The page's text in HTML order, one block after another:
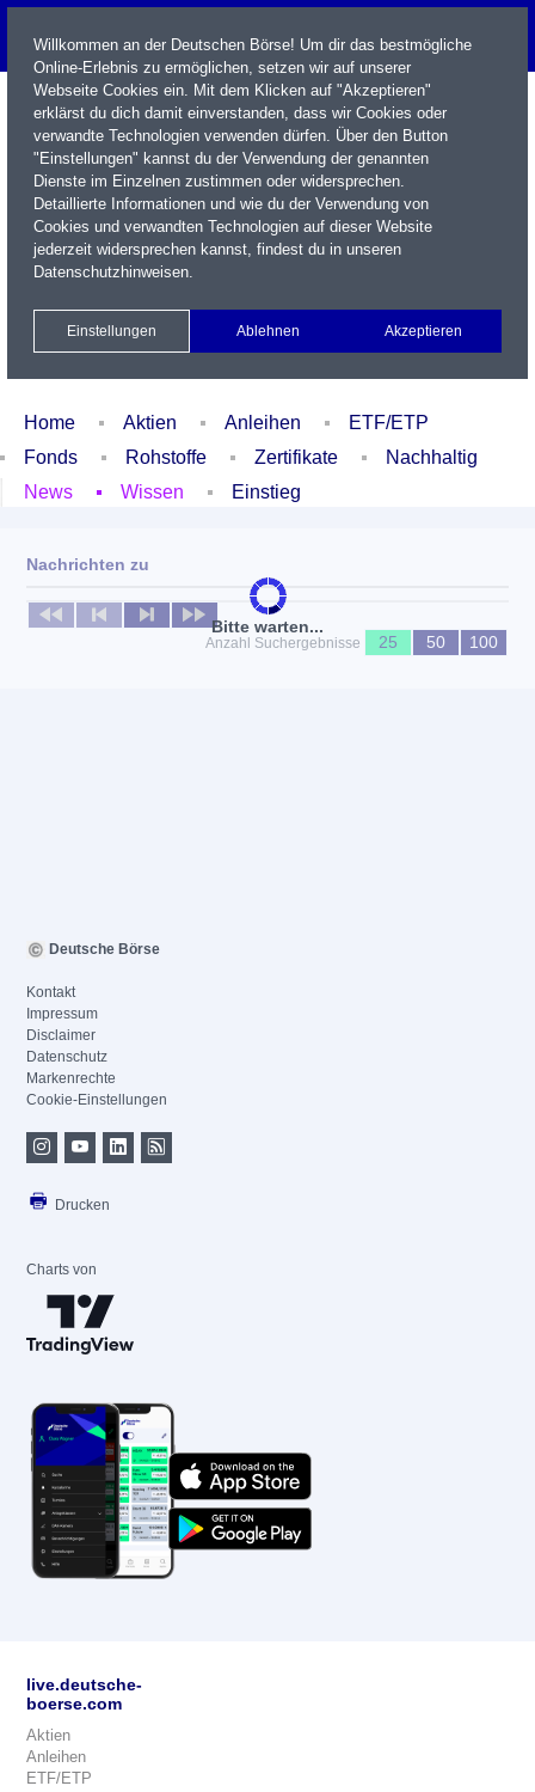
Name / WKN / ISIN / Kürzel
Xetra Realtime
Watchlist Portfolio Login
Home Aktien Anleihen
ETF/ETP
Fonds
Rohstoffe Zertifikate
Nachhaltig
News
Wissen Einstieg
Bitte warten...
Nachrichten zu
Keine News verfügbar
Anzahl Suchergebnisse
25 50 100
Willkommen an der Deutschen Börse! Um dir das bestmögliche
Online-Erlebnis zu ermöglichen, setzen wir auf unserer
Webseite Cookies ein. Mit dem Klicken auf "Akzeptieren"
erklärst du dich damit einverstanden, dass wir Cookies oder
verwandte Technologien verwenden dürfen. Über den Button
"Einstellungen" kannst du der Verwendung der genannten
Dienste im Einzelnen zustimmen oder widersprechen.
Detaillierte Informationen und wie du der Verwendung von
Cookies und verwandten Technologien auf dieser Website
jederzeit widersprechen kannst, findest du in unseren
Datenschutzhinweisen.
Einstellungen Ablehnen Akzeptieren
Deutsche Börse
Kontakt
Impressum
Disclaimer
Datenschutz
Markenrechte
Cookie-Einstellungen
Drucken
Charts von
live.deutsche-
boerse.com
Aktien
Anleihen
ETF/ETP